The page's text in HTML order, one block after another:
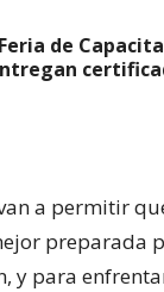
de
a permitir
preparada
y para